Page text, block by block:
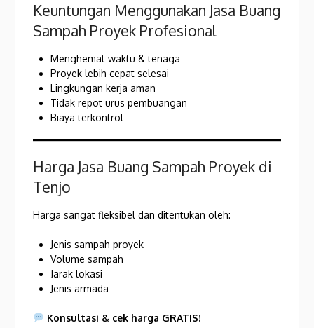
Keuntungan Menggunakan Jasa Buang
Sampah Proyek Profesional
Menghemat waktu & tenaga
Proyek lebih cepat selesai
Lingkungan kerja aman
Tidak repot urus pembuangan
Biaya terkontrol
Harga Jasa Buang Sampah Proyek di
Tenjo
Harga sangat fleksibel dan ditentukan oleh:
Jenis sampah proyek
Volume sampah
Jarak lokasi
Jenis armada
Konsultasi & cek harga GRATIS!